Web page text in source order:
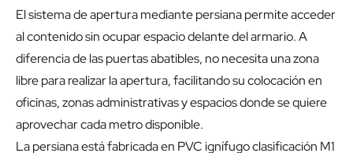
El sistema de apertura mediante persiana permite acceder
al contenido sin ocupar espacio delante del armario. A
diferencia de las puertas abatibles, no necesita una zona
libre para realizar la apertura, facilitando su colocación en
oficinas, zonas administrativas y espacios donde se quiere
aprovechar cada metro disponible.
La persiana está fabricada en PVC ignífugo clasificación M1